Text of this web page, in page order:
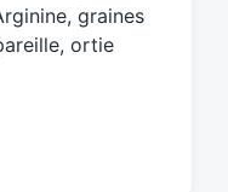
graines
ortie